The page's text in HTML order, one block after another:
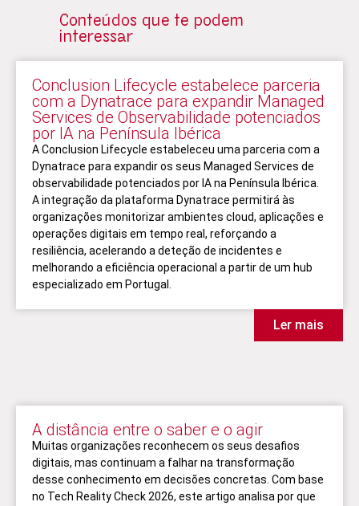
Conteúdos que te podem
interessar
Conclusion Lifecycle estabelece parceria
com a Dynatrace para expandir Managed
Services de Observabilidade potenciados
por IA na Península Ibérica
A Conclusion Lifecycle estabeleceu uma parceria com a
Dynatrace para expandir os seus Managed Services de
observabilidade potenciados por IA na Península Ibérica.
A integração da plataforma Dynatrace permitirá às
organizações monitorizar ambientes cloud, aplicações e
operações digitais em tempo real, reforçando a
resiliência, acelerando a deteção de incidentes e
melhorando a eficiência operacional a partir de um hub
especializado em Portugal.
Ler mais
A distância entre o saber e o agir
Muitas organizações reconhecem os seus desafios
digitais, mas continuam a falhar na transformação
desse conhecimento em decisões concretas. Com base
no Tech Reality Check 2026, este artigo analisa por que